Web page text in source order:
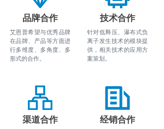
品牌合作 技术合作
渠道合作 经销合作
艾恩普希望与优秀品牌
在品牌、产品等方面进
行多维度、多角度、多
形式的合作。
针对低释压、瀑布式负
离子发生技术的模块提
供，相关技术的应用方
案策划。